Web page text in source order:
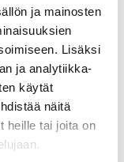
ja mainosten
Lisäksi
ja analytiikka-
käytät
näitä
heille tai joita on